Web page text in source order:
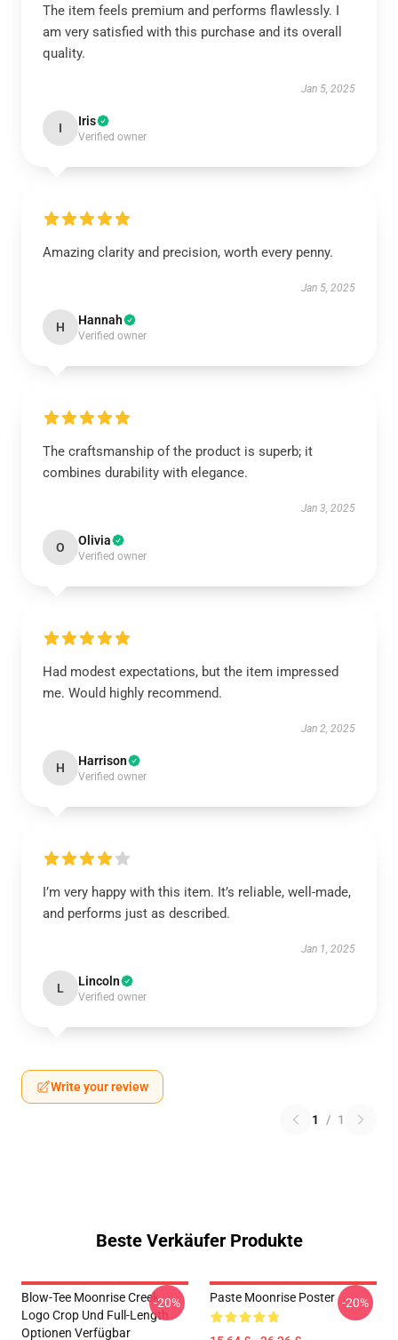
The item feels premium and performs flawlessly. I
am very satisfied with this purchase and its overall
quality.
Jan 5, 2025
I Iris
Verified owner
Amazing clarity and precision, worth every penny.
Jan 5, 2025
H Hannah
Verified owner
The craftsmanship of the product is superb; it
combines durability with elegance.
Jan 3, 2025
O Olivia
Verified owner
Had modest expectations, but the item impressed
me. Would highly recommend.
Jan 2, 2025
H Harrison
Verified owner
I’m very happy with this item. It’s reliable, well-made,
and performs just as described.
Jan 1, 2025
L Lincoln
Verified owner
Write your review
1 / 1
Beste Verkäufer Produkte
Blow-Tee Moonrise Creek
Logo Crop Und Full-Length
Optionen Verfügbar
-20% Paste Moonrise Poster -20%